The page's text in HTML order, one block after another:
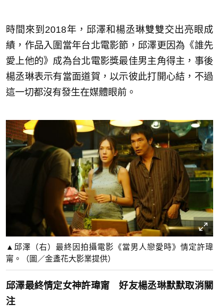
時間來到2018年，邱澤和楊丞琳雙雙交出亮眼成
績，作品入圍當年台北電影節，邱澤更因為《誰先
愛上他的》成為台北電影獎最佳男主角得主，事後
楊丞琳表示有當面道賀，以示彼此打開心結，不過
這一切都沒有發生在媒體眼前。
▲邱澤（右）最終因拍攝電影《當男人戀愛時》情定許瑋
甯。（圖／金盞花大影業提供）
邱澤最終情定女神許瑋甯 好友楊丞琳默默取消關
注